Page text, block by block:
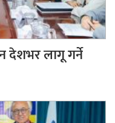
देशभर लागू गर्ने